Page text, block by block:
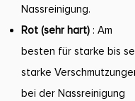
Nassreinigung.
Rot (sehr hart): Am
besten für starke bis
starke
bei der Nassreinigung